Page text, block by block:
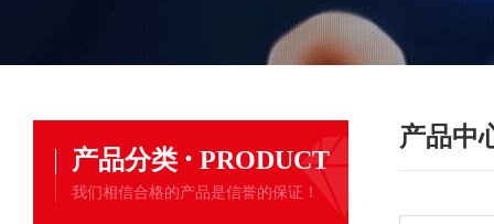
产品分类 · PRODUCT
我们相信合格的产品是信誉的保证！
产品中